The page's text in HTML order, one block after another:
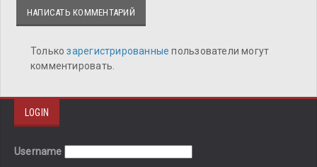
НАПИСАТЬ КОММЕНТАРИЙ
Толькозарегистрированныепользователи могут
комментировать.
LOGIN
Username